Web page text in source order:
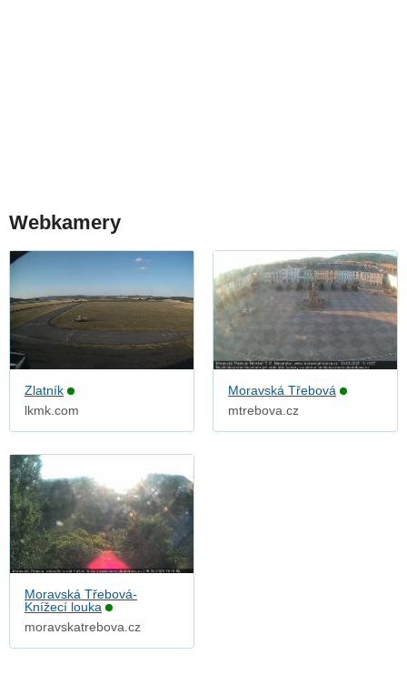
Webkamery
Zlatník
lkmk.com
Moravská Třebová
mtrebova.cz
Moravská Třebová-
Knížecí louka
moravskatrebova.cz